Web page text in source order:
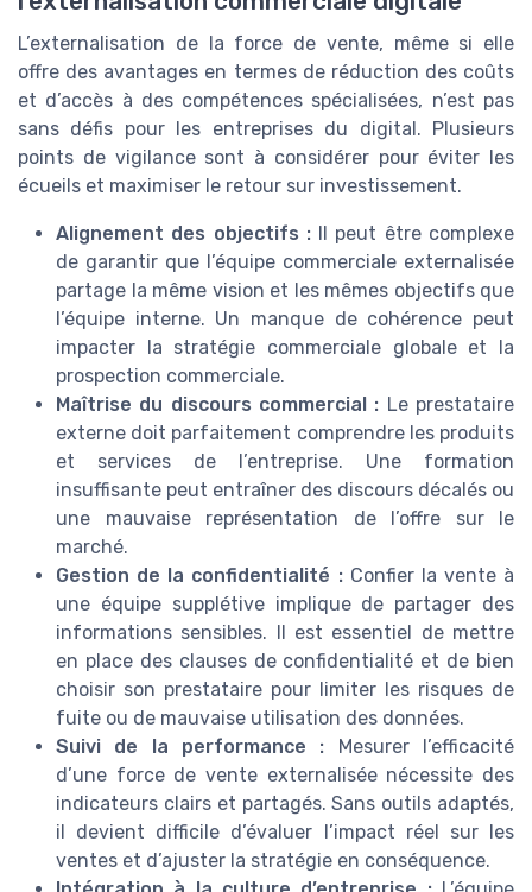
L’externalisation de la force de vente, même si elle
offre des avantages en termes de réduction des coûts
et d’accès à des compétences spécialisées, n’est pas
sans défis pour les entreprises du digital. Plusieurs
points de vigilance sont à considérer pour éviter les
écueils et maximiser le retour sur investissement.
Alignement des objectifs :Il peut être complexe
de garantir que l’équipe commerciale externalisée
partage la même vision et les mêmes objectifs que
l’équipe interne. Un manque de cohérence peut
impacter la stratégie commerciale globale et la
prospection commerciale.
Maîtrise du discours commercial : Le prestataire
externe doit parfaitement comprendre les produits
et services de l’entreprise. Une formation
insuffisante peut entraîner des discours décalés ou
une mauvaise représentation de l’offre sur le
marché.
Gestion de la confidentialité :Confier la vente à
une équipe supplétive implique de partager des
informations sensibles. Il est essentiel de mettre
en place des clauses de confidentialité et de bien
choisir son prestataire pour limiter les risques de
fuite ou de mauvaise utilisation des données.
Suivi de la performance : Mesurer l’efficacité
d’une force de vente externalisée nécessite des
indicateurs clairs et partagés. Sans outils adaptés,
il devient difficile d’évaluer l’impact réel sur les
ventes et d’ajuster la stratégie en conséquence.